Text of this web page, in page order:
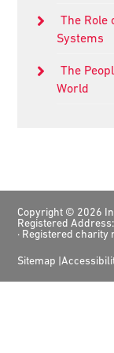
The Role
Systems
The
World
Footer
Copyright © 2026
Registered
· Registered
Sitemap